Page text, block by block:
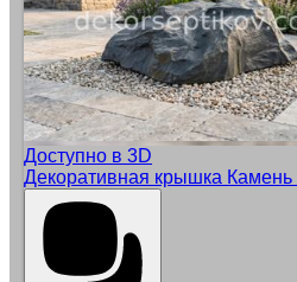
Доступно в 3D
Декоративная крышка